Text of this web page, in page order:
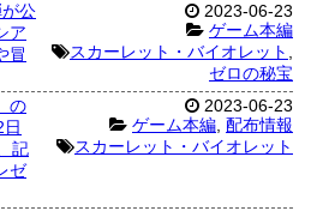
2023-06-23
ゲーム本編
スカーレット・バイオレット
ゼロの秘宝
が公
ア
冒
2023-06-23
ゲーム本編 配布情報
スカーレット・バイオレット
の
記
ゼ